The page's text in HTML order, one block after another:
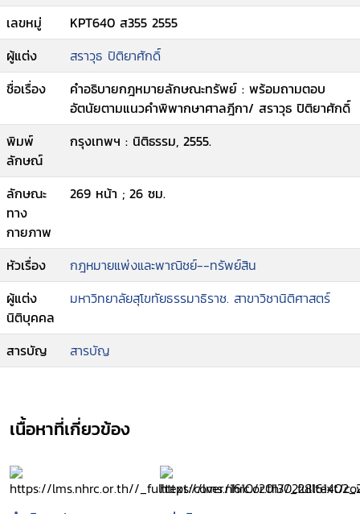
เลขหมู่
KPT640 ส355 2555
ผู้แต่ง
สราวุธ ปิติยาศักดิ์
ชื่อเรื่อง
คำอธิบายกฎหมายลักษณะทรัพย์ : พร้อมถามตอบ
อัตนัยตามแนวคำพิพากษาศาลฎีกา/ สราวุธ ปิติยาศักดิ์
พิมพ์
ลักษณ์
กรุงเทพฯ : นิติธรรม, 2555.
ลักษณะ
ทาง
กายภาพ
269 หน้า ; 26 ซม.
หัวเรื่อง
กฎหมายแพ่งและพาณิชย์--ทรัพย์สิน
ผู้แต่ง
นิติบุคคล
มหาวิทยาลัยสุโขทัยธรรมาธิราช. สาขาวิชานิติศาสตร์
สารบัญ สารบัญ
เนื้อหาที่เกี่ยวข้อง